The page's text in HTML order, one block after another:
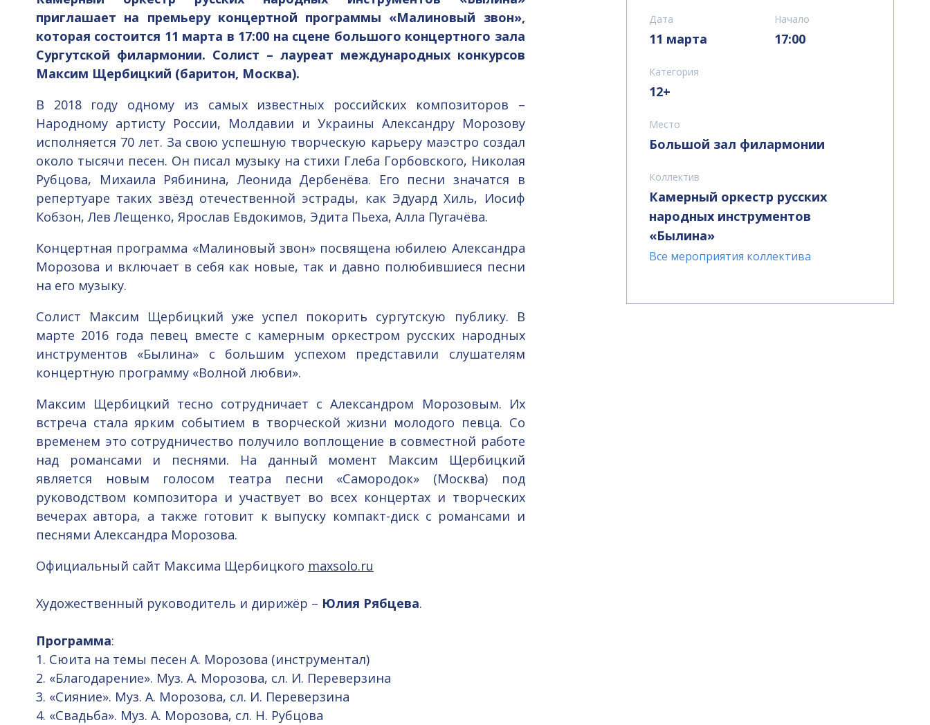
приглашает на премьеру концертной программы «Малиновый звон»,
которая состоится 11 марта в 17:00 на сцене большого концертного зала
Сургутской филармонии. Солист – лауреат международных конкурсов
Максим Щербицкий (баритон, Москва).
В 2018 году одному из самых известных российских композиторов –
Народному артисту России, Молдавии и Украины Александру Морозову
исполняется 70 лет. За свою успешную творческую карьеру маэстро создал
около тысячи песен. Он писал музыку на стихи Глеба Горбовского, Николая
Рубцова, Михаила Рябинина, Леонида Дербенёва. Его песни значатся в
репертуаре таких звёзд отечественной эстрады, как Эдуард Хиль, Иосиф
Кобзон, Лев Лещенко, Ярослав Евдокимов, Эдита Пьеха, Алла Пугачёва.
Концертная программа «Малиновый звон» посвящена юбилею Александра
Морозова и включает в себя как новые, так и давно полюбившиеся песни
на его музыку.
Солист Максим Щербицкий уже успел покорить сургутскую публику. В
марте 2016 года певец вместе с камерным оркестром русских народных
инструментов «Былина» с большим успехом представили слушателям
концертную программу «Волной любви».
Максим Щербицкий тесно сотрудничает с Александром Морозовым. Их
встреча стала ярким событием в творческой жизни молодого певца. Со
временем это сотрудничество получило воплощение в совместной работе
над романсами и песнями. На данный момент Максим Щербицкий
является новым голосом театра песни «Самородок» (Москва) под
руководством композитора и участвует во всех концертах и творческих
вечерах автора, а также готовит к выпуску компакт-диск с романсами и
песнями Александра Морозова.
Официальный сайт Максима Щербицкого maxsolo.ru
Художественный руководитель и дирижёр – Юлия Рябцева.
Программа:
1. Сюита на темы песен А. Морозова (инструментал)
2. «Благодарение». Муз. А. Морозова, сл. И. Переверзина
3. «Сияние». Муз. А. Морозова, сл. И. Переверзина
4. «Свадьба». Муз. А. Морозова, сл. Н. Рубцова
Дата
11 марта
Начало
17:00
Категория
12+
Место
Большой зал филармонии
Коллектив
Камерный оркестр русских
народных инструментов
«Былина»
Все мероприятия коллектива